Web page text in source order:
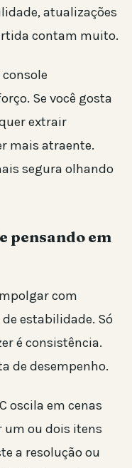
atualizações
contam muito.
console
Se você gosta
extrair
mais atraente.
segura olhando
pensando em
com
estabilidade. Só
é consistência.
de desempenho.
oscila em cenas
um ou dois itens
a resolução ou